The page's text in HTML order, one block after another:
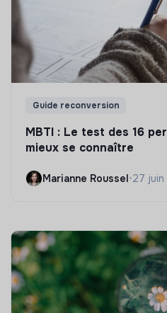
Guide reconversion
MBTI : Le test des 16
mieux se connaître
Marianne Roussel•27